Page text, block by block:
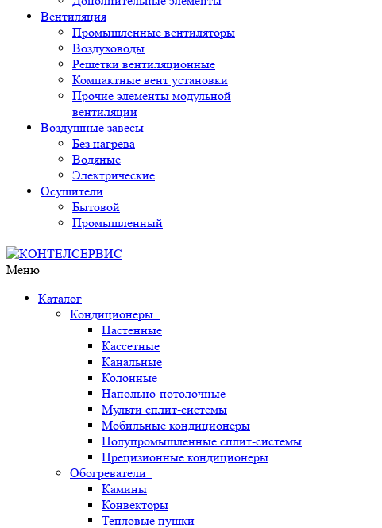
Вентиляция
Промышленные вентиляторы
Воздуховоды
Решетки вентиляционные
Компактные вент установки
Прочие элементы модульной
вентиляции
Воздушные завесы
Без нагрева
Водяные
Электрические
Осушители
Бытовой
Промышленный
Меню
Каталог
Кондиционеры
Настенные
Кассетные
Канальные
Колонные
Напольно-потолочные
Мульти сплит-системы
Мобильные кондиционеры
Полупромышленные сплит-системы
Прецизионные кондиционеры
Обогреватели
Камины
Конвекторы
Тепловые пушки